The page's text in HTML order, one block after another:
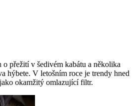
přežití v šedivém kabátu a několika
hýbete. V letošním roce je trendy hned
okamžitý omlazující filtr.